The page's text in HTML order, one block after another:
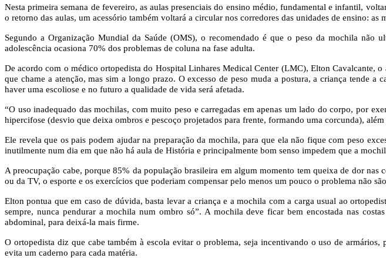
Nesta primeira semana de fevereiro, as aulas presenciais do ensino médio, fundamental e infantil,
o retorno das aulas, um acessório também voltará a circular nos corredores das unidades de ensino:
Segundo a Organização Mundial da Saúde (OMS), o recomendado é que o peso da mochila
adolescência ocasiona 70% dos problemas de coluna na fase adulta.
De acordo com o médico ortopedista do Hospital Linhares Medical Center (LMC), Elton Cavalcante,
que chame a atenção, mas sim a longo prazo. O excesso de peso muda a postura, a criança tende
haver uma escoliose e no futuro a qualidade de vida será afetada.
“O uso inadequado das mochilas, com muito peso e carregadas em apenas um lado do corpo, por
hipercifose (desvio que deixa ombros e pescoço projetados para frente, formando uma corcunda),
Ele revela que os pais podem ajudar na preparação da mochila, para que ela não fique com peso
inutilmente num dia em que não há aula de História e principalmente bom senso impedem que a
A preocupação cabe, porque 85% da população brasileira em algum momento tem queixa de dor
ou da TV, o esporte e os exercícios que poderiam compensar pelo menos um pouco o problema não
Elton pontua que em caso de dúvida, basta levar a criança e a mochila com a carga usual ao
sempre, nunca pendurar a mochila num ombro só”. A mochila deve ficar bem encostada nas
abdominal, para deixá-la mais firme.
O ortopedista diz que cabe também à escola evitar o problema, seja incentivando o uso de
evita um caderno para cada matéria.